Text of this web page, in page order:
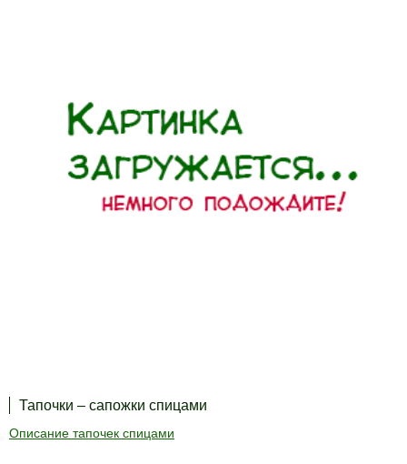
Тапочки – сапожки спицами
Описание тапочек спицами